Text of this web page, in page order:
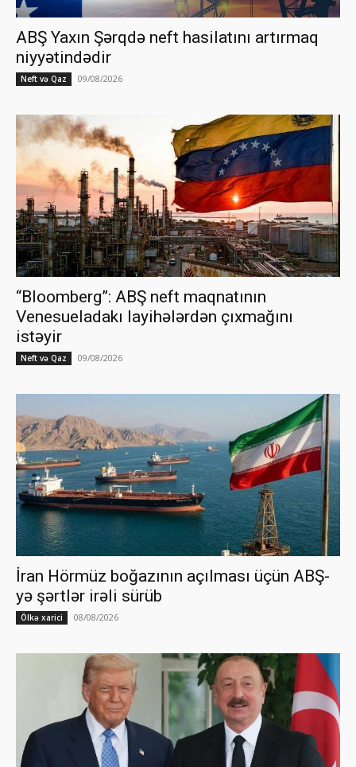
ABŞ Yaxın Şərqdə neft hasilatını artırmaq
niyyətindədir
Neft və Qaz 09/08/2026
“Bloomberg”: ABŞ neft maqnatının
Venesueladakı layihələrdən çıxmağını
istəyir
Neft və Qaz 09/08/2026
İran Hörmüz boğazının açılması üçün ABŞ-
yə şərtlər irəli sürüb
Ölkə xarici 08/08/2026